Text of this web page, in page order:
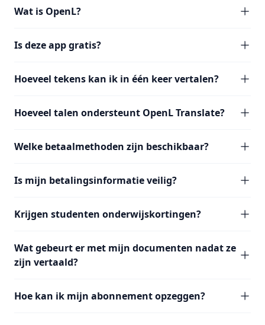
Wat is OpenL?
Is deze app gratis?
Hoeveel tekens kan ik in één keer vertalen?
Hoeveel talen ondersteunt OpenL Translate?
Welke betaalmethoden zijn beschikbaar?
Is mijn betalingsinformatie veilig?
Krijgen studenten onderwijskortingen?
Wat gebeurt er met mijn documenten nadat ze
zijn vertaald?
Hoe kan ik mijn abonnement opzeggen?